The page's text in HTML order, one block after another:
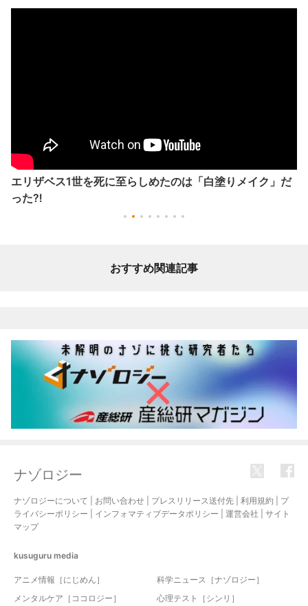
エリザベス1世を死に至らしめたのは「白塗りメイク」だ
った⁈
おすすめ関連記事
ナゾロジー
ナゾロジーについて お問い合わせ プレスリリース送付先 利用規約
プ
ライバシーポリシー
インフォマティブデータポリシー 運営会社
サイト
マップ
kusuguru media
アニメ情報［にじめん］
科学ニュース［ナゾロジー］
メンタルケア［ココロジー］
心理テスト［シンリ］